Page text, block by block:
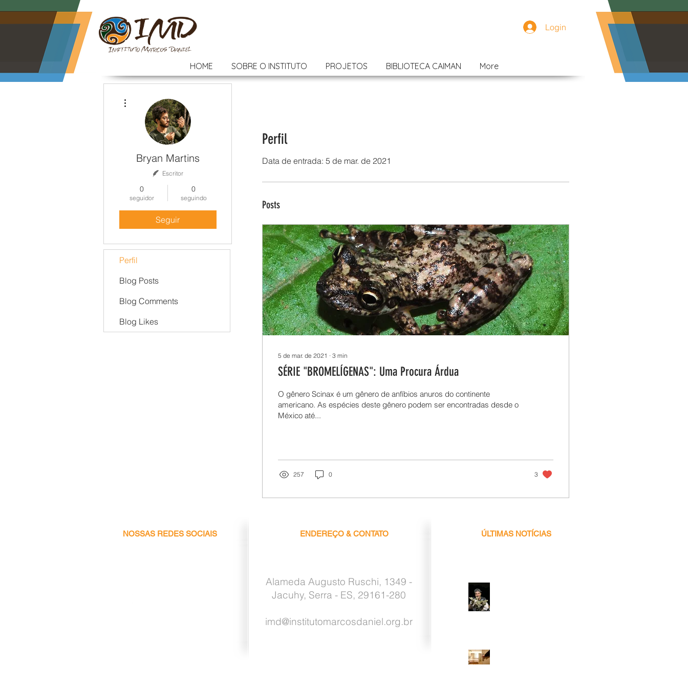
Login
HOME SOBRE O INSTITUTO PROJETOS BIBLIOTECA CAIMAN More
Perfil
Data de entrada: 5 de mar. de 2021
Posts
5 de mar. de 2021 ∙ 3 min
SÉRIE "BROMELÍGENAS": Uma Procura Árdua
O gênero Scinax é um gênero de anfíbios anuros do continente
americano. As espécies deste gênero podem ser encontradas desde o
México até...
257 0 3
Bryan Martins
Escritor
0
seguidor
0
seguindo
Seguir
Perfil
Blog Posts
Blog Comments
Blog Likes
NOSSAS REDES SOCIAIS ENDEREÇO & CONTATO ÚLTIMAS NOTÍCIAS
Alameda Augusto Ruschi, 1349 -
Jacuhy, Serra - ES, 29161-280
imd@institutomarcosdaniel.org.br